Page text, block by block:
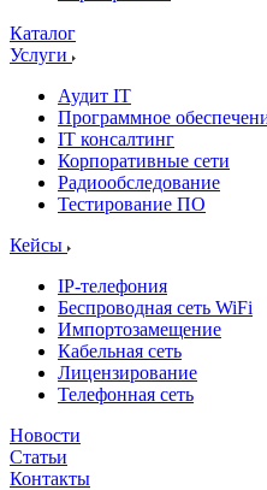
Каталог
Услуги
Аудит IT
Программное
IT консалтинг
Корпоративные сети
Радиообследование
Тестирование ПО
Кейсы
IP-телефония
Беспроводная сеть WiFi
Импортозамещение
Кабельная сеть
Лицензирование
Телефонная сеть
Новости
Статьи
Контакты